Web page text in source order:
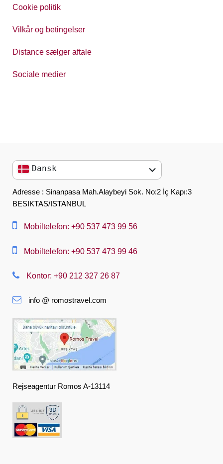
Cookie politik
Vilkår og betingelser
Distance sælger aftale
Sociale medier
Dansk
English
العربية
中文
Suomi
Français
Deutsch
Ελληνική
Indonesia
Italiano
Adresse : Sinanpasa Mah.Alaybeyi Sok. No:2 İç Kapı:3
BESIKTAS/ISTANBUL
Mobiltelefon: +90 537 473 99 56
Mobiltelefon: +90 537 473 99 46
Kontor: +90 212 327 26 87
info @ romostravel.com
Rejseagentur Romos A-13114